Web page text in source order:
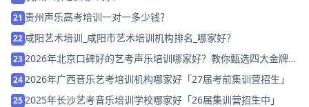
21 贵州声乐高考培训一对一多少钱？
22 咸阳艺术培训_咸阳市艺术培训机构排名_哪家好？
23 2026年北京口碑好的艺考声乐培训哪家好？教你甄选四大金牌机
构
24 2026年广西音乐艺考培训机构哪家好「27届考前集训营招生」
25 2025年长沙艺考音乐培训学校哪家好「26届集训营招生中」